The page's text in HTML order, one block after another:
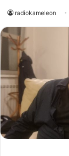
radiokameleon